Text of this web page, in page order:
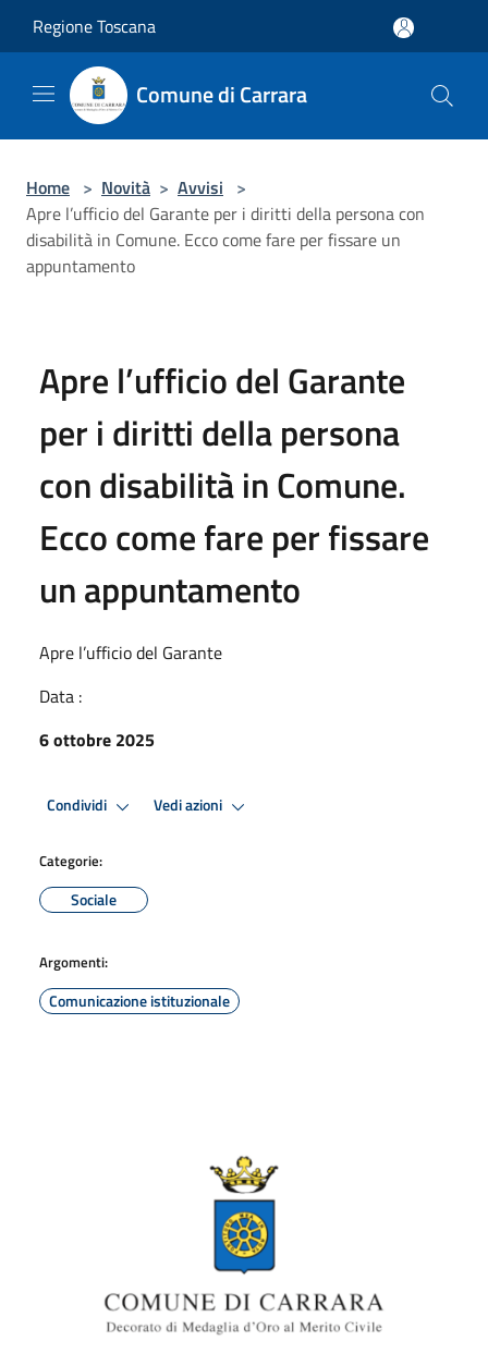
Regione Toscana
Comune di Carrara
Home > Novità > Avvisi >
Apre l’ufficio del Garante per i diritti della persona con
disabilità in Comune. Ecco come fare per fissare un
appuntamento
Apre l’ufficio del Garante
per i diritti della persona
con disabilità in Comune.
Ecco come fare per fissare
un appuntamento
Apre l’ufficio del Garante
Data :
6 ottobre 2025
Condividi Vedi azioni
Categorie:
Sociale
Argomenti:
Comunicazione istituzionale